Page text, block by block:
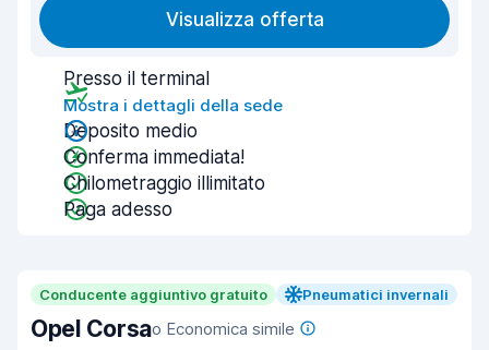
Visualizza offerta
Presso il terminal
Mostra i dettagli della sede
Deposito medio
Conferma immediata!
Chilometraggio illimitato
Paga adesso
Conducente aggiuntivo gratuito Pneumatici invernali
Opel Corsao Economica simile